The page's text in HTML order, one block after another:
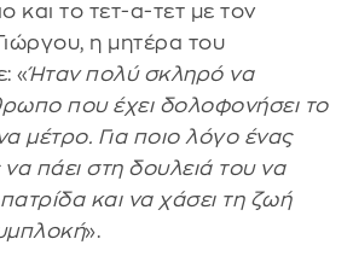
και το τετ-α-τετ με τον
η μητέρα του
«Ήταν πολύ σκληρό να
που έχει δολοφονήσει το
μέτρο. Για ποιο λόγο ένας
πάει στη δουλειά του να
και να χάσει τη ζωή
».